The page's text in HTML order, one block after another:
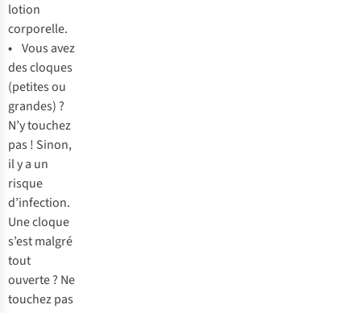
lotion
corporelle.
• Vous avez
descloques
(petitesou
grandes)?
N’ytouchez
pas ! Sinon,
il y a un
risque
d’infection.
Unecloque
s’estmalgré
tout
ouverte? Ne
touchezpas